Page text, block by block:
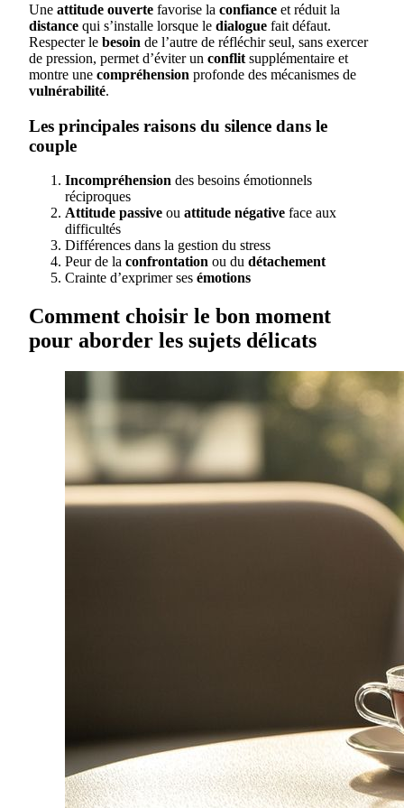
Une attitude ouverte favorise la confiance et réduit la
distance qui s’installe lorsque le dialogue fait défaut.
Respecter le besoin de l’autre de réfléchir seul, sans exercer
de pression, permet d’éviter un conflit supplémentaire et
montre une compréhension profonde des mécanismes de
vulnérabilité.
Les principales raisons du silence dans le
couple
Incompréhension des besoins émotionnels
réciproques
Attitude passive ou attitude négative face aux
difficultés
Différences dans la gestion du stress
Peur de la confrontation ou du détachement
Crainte d’exprimer ses émotions
Comment choisir le bon moment
pour aborder les sujets délicats